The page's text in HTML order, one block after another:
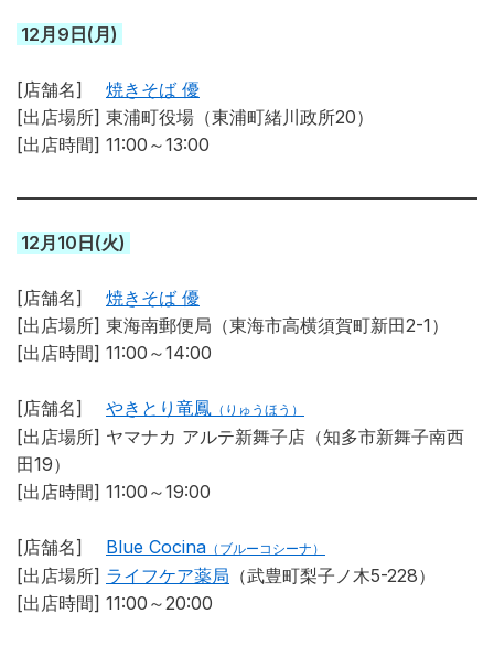
12月9日(月)
[店舗名] 焼きそば 優
[出店場所] 東浦町役場（東浦町緒川政所20）
[出店時間] 11:00～13:00
12月10日(火)
[店舗名] 焼きそば 優
[出店場所] 東海南郵便局（東海市高横須賀町新田2-1）
[出店時間] 11:00～14:00
[店舗名] やきとり竜鳳 （りゅうほう）
[出店場所] ヤマナカ アルテ新舞子店（知多市新舞子南西
田19）
[出店時間] 11:00～19:00
[店舗名] Blue Cocina （ブルーコシーナ）
[出店場所] ライフケア薬局 （武豊町梨子ノ木5-228）
[出店時間] 11:00～20:00